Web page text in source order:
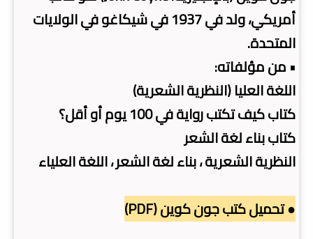
أمريكي، ولد في 1937 في شيكاغو في الولايات
المتحدة.
• من مؤلفاته:
اللغة العليا (النظرية الشعرية)
كتاب كيف تكتب رواية في 100 يوم أو أقل؟
كتاب بناء لغة الشعر
النظرية الشعرية ، بناء لغة الشعر ، اللغة العلياء
● تحميل كتب جون كوين (PDF)